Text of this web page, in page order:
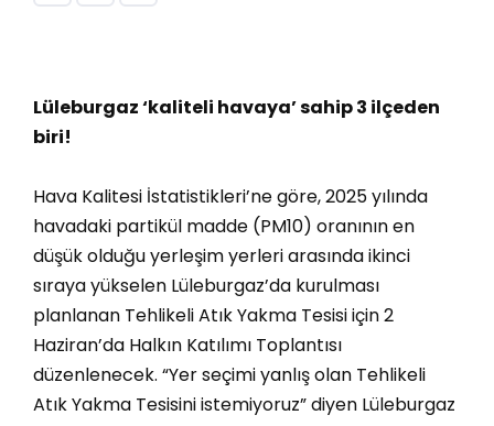
Lüleburgaz ‘kaliteli havaya’ sahip 3 ilçeden
biri!
Hava Kalitesi İstatistikleri’ne göre, 2025 yılında
havadaki partikül madde (PM10) oranının en
düşük olduğu yerleşim yerleri arasında ikinci
sıraya yükselen Lüleburgaz’da kurulması
planlanan Tehlikeli Atık Yakma Tesisi için 2
Haziran’da Halkın Katılımı Toplantısı
düzenlenecek. “Yer seçimi yanlış olan Tehlikeli
Atık Yakma Tesisini istemiyoruz” diyen Lüleburgaz